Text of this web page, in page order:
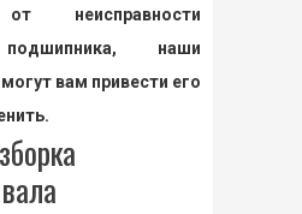
неисправности
наши
вам привести его